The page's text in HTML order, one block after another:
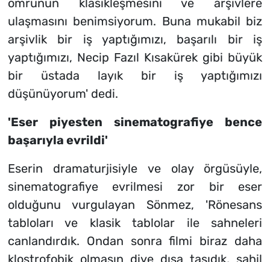
ömrünün klasikleşmesini ve arşivlere
ulaşmasını benimsiyorum. Buna mukabil biz
arşivlik bir iş yaptığımızı, başarılı bir iş
yaptığımızı, Necip Fazıl Kısakürek gibi büyük
bir üstada layık bir iş yaptığımızı
düşünüyorum' dedi.
'Eser piyesten sinematografiye bence
başarıyla evrildi'
Eserin dramaturjisiyle ve olay örgüsüyle,
sinematografiye evrilmesi zor bir eser
olduğunu vurgulayan Sönmez, 'Rönesans
tabloları ve klasik tablolar ile sahneleri
canlandırdık. Ondan sonra filmi biraz daha